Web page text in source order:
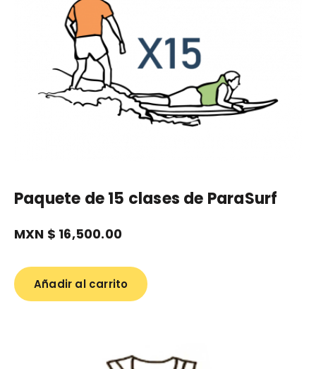
Paquete de 15 clases de ParaSurf
MXN $ 16,500.00
Añadir al carrito